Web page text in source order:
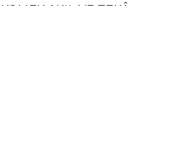
KOMEK AKIL VE ZEKÂ